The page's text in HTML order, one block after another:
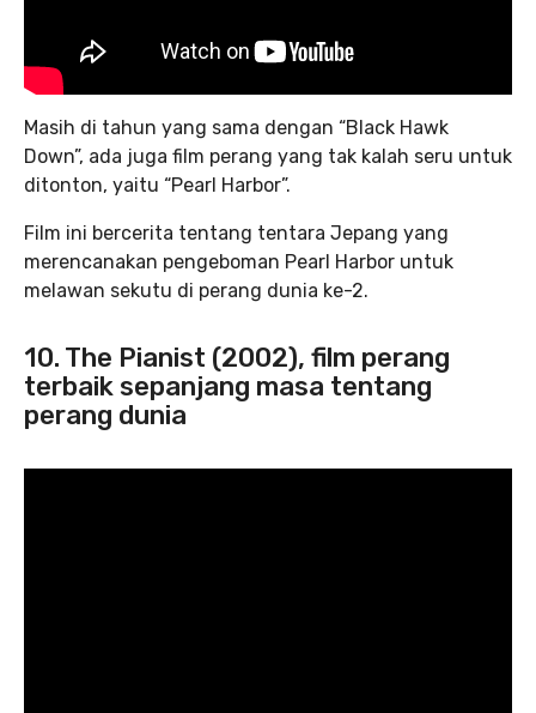
Masih di tahun yang sama dengan “Black Hawk
Down”, ada juga film perang yang tak kalah seru untuk
ditonton, yaitu “Pearl Harbor”.
Film ini bercerita tentang tentara Jepang yang
merencanakan pengeboman Pearl Harbor untuk
melawan sekutu di perang dunia ke-2.
10. The Pianist (2002), film perang
terbaik sepanjang masa tentang
perang dunia